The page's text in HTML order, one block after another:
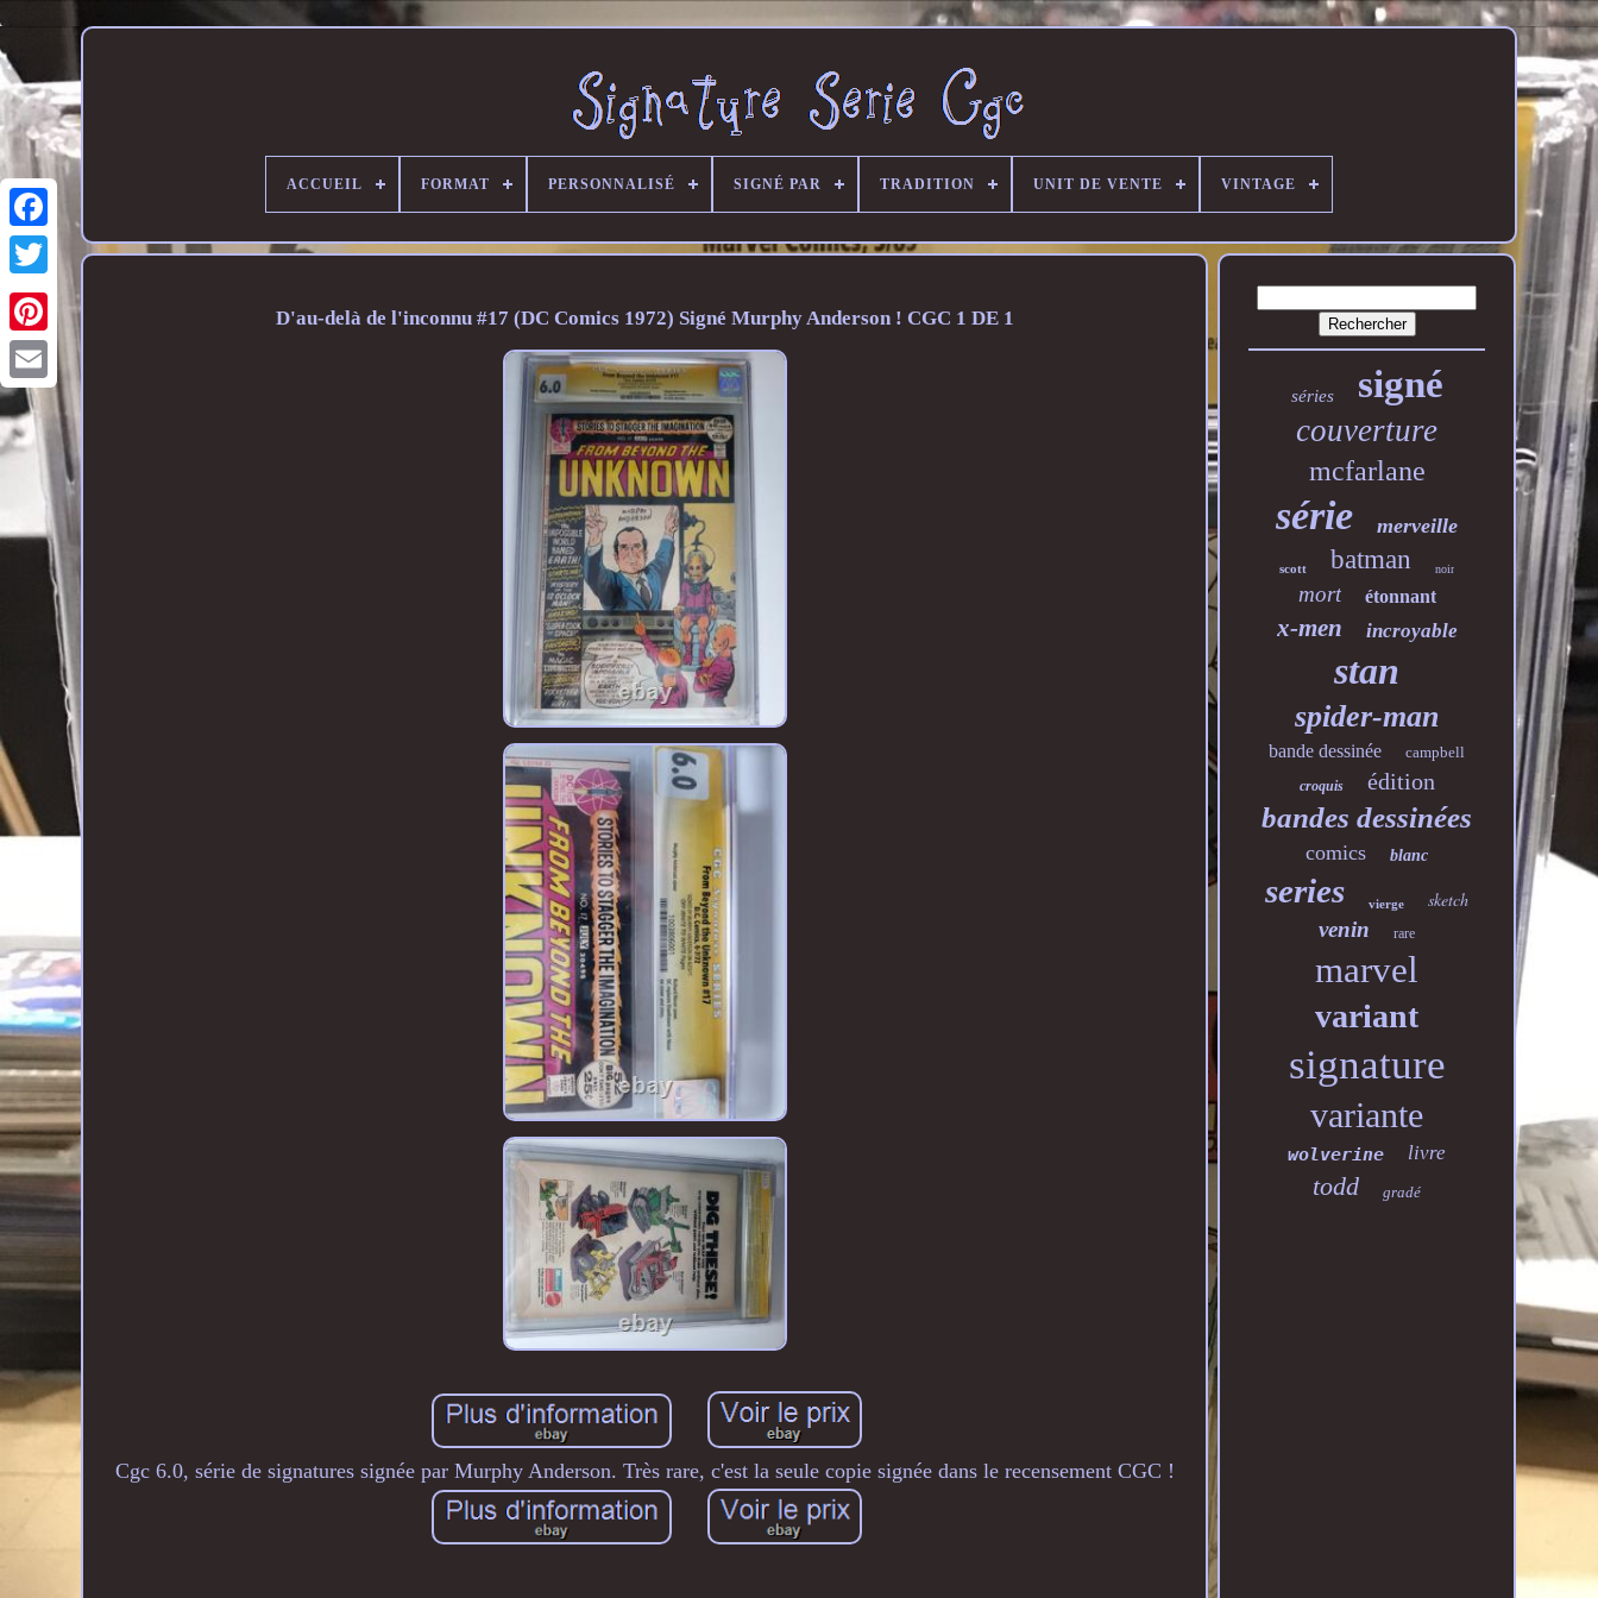
ACCUEIL FORMAT PERSONNALISÉ SIGNÉ PAR TRADITION UNIT DE VENTE VINTAGE
D'au-delà de l'inconnu #17 (DC Comics 1972) Signé Murphy Anderson ! CGC 1 DE 1
Cgc 6.0, série de signatures signée par Murphy Anderson. Très rare, c'est la seule copie signée dans le recensement CGC !
séries signé
couverture
mcfarlane
série merveille
scott batman noir
mort étonnant
x-men incroyable
stan
spider-man
bande dessinée campbell
croquis édition
bandes dessinées
comics blanc
series vierge sketch
venin rare
marvel
variant
signature
variante
wolverine livre
todd gradé